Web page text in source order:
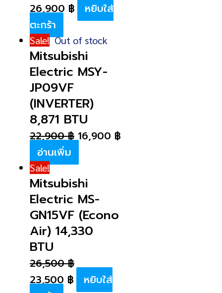
26,900 ฿
หยิบใส่
ตะกร้า
Sale! Out of stock
Mitsubishi
Electric MSY-
JP09VF
(INVERTER)
8,871 BTU
22,900฿ 16,900 ฿
อ่านเพิ่ม
Sale!
Mitsubishi
Electric MS-
GN15VF (Econo
Air) 14,330
BTU
26,500฿
23,500 ฿
หยิบใส่